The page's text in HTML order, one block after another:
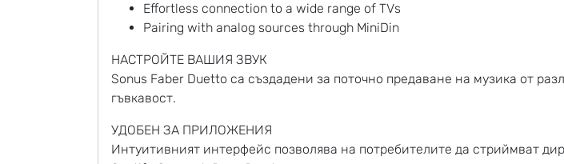
Effortless connection to a wide range of TVs
Pairing with analog sources through MiniDin
НАСТРОЙТЕ ВАШИЯ ЗВУК
Sonus Faber Duetto са създадени за поточно предаване на музика от
гъвкавост.
УДОБЕН ЗА ПРИЛОЖЕНИЯ
Интуитивният интерфейс позволява на потребителите да стриймват